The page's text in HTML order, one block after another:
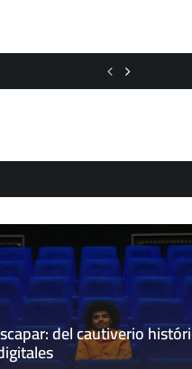
El acero frente al espejo:
del cautiverio